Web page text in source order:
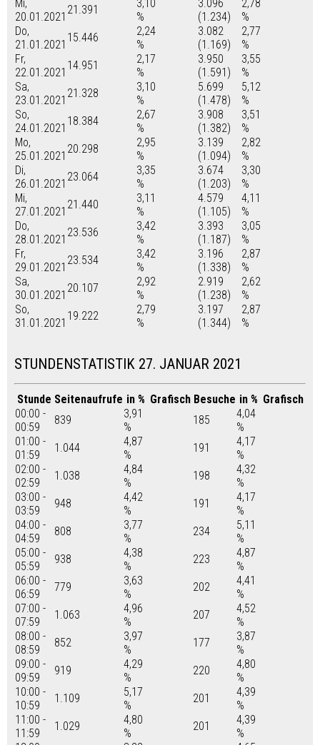
Mi,
20.01.2021
21.391
3,10
%
3.096
(1.234)
2,78
%
Do,
21.01.2021
15.446
2,24
%
3.082
(1.169)
2,77
%
Fr,
22.01.2021
14.951
2,17
%
3.950
(1.591)
3,55
%
Sa,
23.01.2021
21.328
3,10
%
5.699
(1.478)
5,12
%
So,
24.01.2021
18.384
2,67
%
3.908
(1.382)
3,51
%
Mo,
25.01.2021
20.298
2,95
%
3.139
(1.094)
2,82
%
Di,
26.01.2021
23.064
3,35
%
3.674
(1.203)
3,30
%
Mi,
27.01.2021
21.440
3,11
%
4.579
(1.105)
4,11
%
Do,
28.01.2021
23.536
3,42
%
3.393
(1.187)
3,05
%
Fr,
29.01.2021
23.534
3,42
%
3.196
(1.338)
2,87
%
Sa,
30.01.2021
20.107
2,92
%
2.919
(1.238)
2,62
%
So,
31.01.2021
19.222
2,79
%
3.197
(1.344)
2,87
%
STUNDENSTATISTIK 27. JANUAR 2021
Stunde Seitenaufrufe in % Grafisch Besuche in % Grafisch
00:00 -
00:59
839
3,91
%
185
4,04
%
01:00 -
01:59
1.044
4,87
%
191
4,17
%
02:00 -
02:59
1.038
4,84
%
198
4,32
%
03:00 -
03:59
948
4,42
%
191
4,17
%
04:00 -
04:59
808
3,77
%
234
5,11
%
05:00 -
05:59
938
4,38
%
223
4,87
%
06:00 -
06:59
779
3,63
%
202
4,41
%
07:00 -
07:59
1.063
4,96
%
207
4,52
%
08:00 -
08:59
852
3,97
%
177
3,87
%
09:00 -
09:59
919
4,29
%
220
4,80
%
10:00 -
10:59
1.109
5,17
%
201
4,39
%
11:00 -
11:59
1.029
4,80
%
201
4,39
%